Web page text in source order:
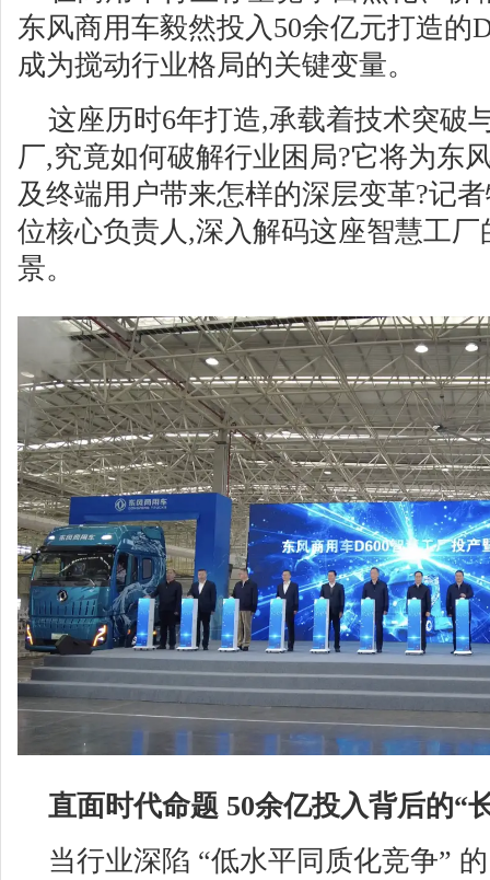
东风商用车毅然投入50余亿元打造的
成为搅动行业格局的关键变量。
这座历时6年打造,承载着技术突破
厂,究竟如何破解行业困局?它将为东
及终端用户带来怎样的深层变革?记
位核心负责人,深入解码这座智慧工
景。
直面时代命题 50余亿投入背后的“
当行业深陷 “低水平同质化竞争”